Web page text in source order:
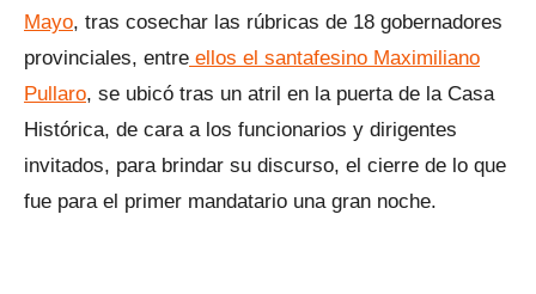
Mayo, tras cosechar las rúbricas de 18 gobernadores
provinciales, entre ellos el santafesino Maximiliano
Pullaro, se ubicó tras un atril en la puerta de la Casa
Histórica, de cara a los funcionarios y dirigentes
invitados, para brindar su discurso, el cierre de lo que
fue para el primer mandatario una gran noche.